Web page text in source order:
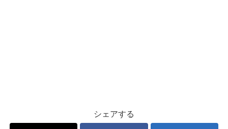
シェアする